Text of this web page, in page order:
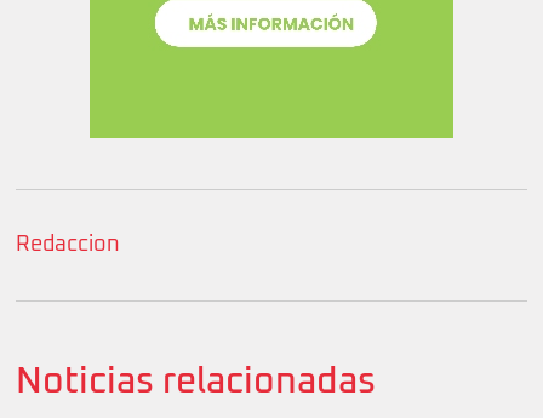
Redaccion
Noticias relacionadas